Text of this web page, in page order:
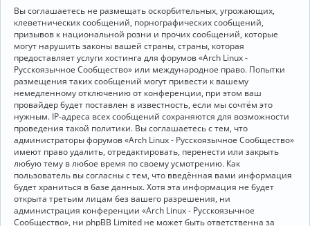
Вы соглашаетесь не размещать оскорбительных, угрожающих,
клеветнических сообщений, порнографических сообщений,
призывов к национальной розни и прочих сообщений, которые
могут нарушить законы вашей страны, страны, которая
предоставляет услуги хостинга для форумов «Arch Linux -
Русскоязычное Сообщество» или международное право. Попытки
размещения таких сообщений могут привести к вашему
немедленному отключению от конференции, при этом ваш
провайдер будет поставлен в известность, если мы сочтём это
нужным. IP-адреса всех сообщений сохраняются для возможности
проведения такой политики. Вы соглашаетесь с тем, что
администраторы форумов «Arch Linux - Русскоязычное Сообщество»
имеют право удалить, отредактировать, перенести или закрыть
любую тему в любое время по своему усмотрению. Как
пользователь вы согласны с тем, что введённая вами информация
будет храниться в базе данных. Хотя эта информация не будет
открыта третьим лицам без вашего разрешения, ни
администрация конференции «Arch Linux - Русскоязычное
Сообщество», ни phpBB Limited не может быть ответственна за